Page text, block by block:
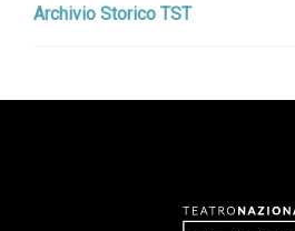
Archivio Storico TST